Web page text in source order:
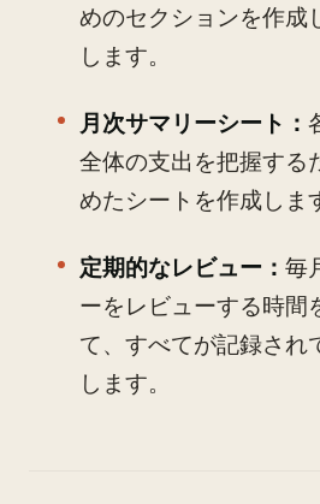
めのセクションを作成
します。
月次サマリーシート：
全体の支出を把握する
めたシートを作成しま
定期的なレビュー： 毎
ーをレビューする時間
て、すべてが記録され
します。